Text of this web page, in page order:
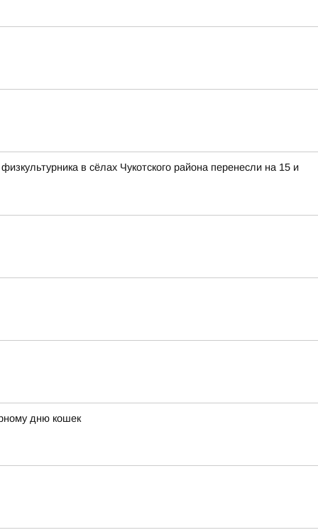
в сёлах Чукотского района перенесли на 15 и
дню кошек